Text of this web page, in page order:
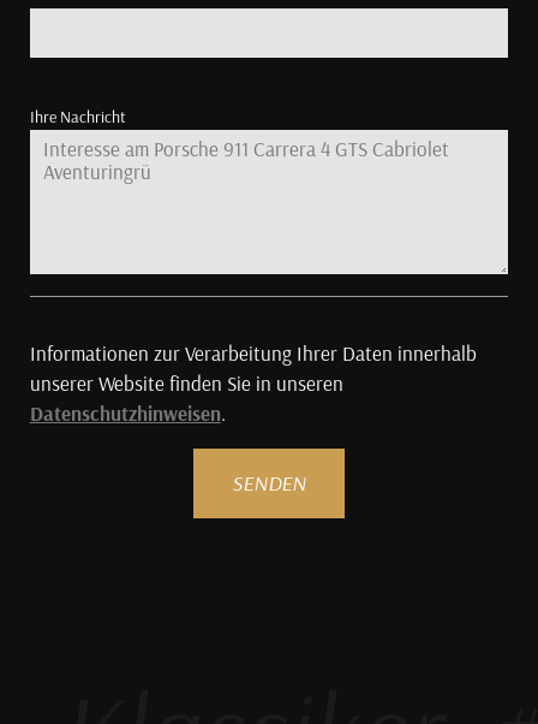
Ihre Nachricht
Informationen zur Verarbeitung Ihrer Daten innerhalb
unserer Website finden Sie in unseren
Datenschutzhinweisen.
SENDEN